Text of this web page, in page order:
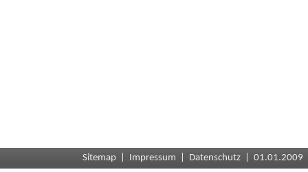
Sitemap Impressum Datenschutz | 01.01.2009